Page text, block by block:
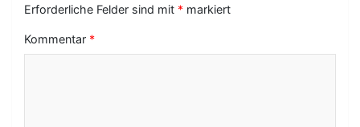
N
Erforderliche Felder sind mit * markiert
Kommentar *